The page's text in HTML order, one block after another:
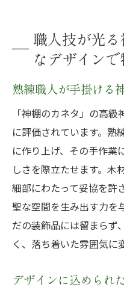
職人技が光
なデザイン
熟練職人が手掛ける
「神棚のカネタ」の高
に評価されています。熟
に作り上げ、その手作業
しさを際立たせます。木
細部にわたって妥協を許
聖な空間を生み出す力を
だの装飾品には留まらず
く、落ち着いた雰囲気に
デザインに込められ